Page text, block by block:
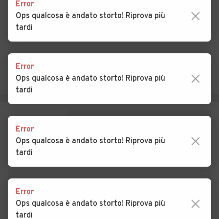
Interamna
Auto usate Pofi
Auto usate Posta Fibreno Auto usate Ripi
Auto usate San Biagio
Saracinisco
di Comino
Incarico
Auto usate San Vittore del
Lazio
sul Garigliano
Garigliano
Error
Ops qualcosa è andato storto! Riprova più
tardi
Error
Ops qualcosa è andato storto! Riprova più
tardi
Error
Ops qualcosa è andato storto! Riprova più
tardi
Error
Ops qualcosa è andato storto! Riprova più
tardi